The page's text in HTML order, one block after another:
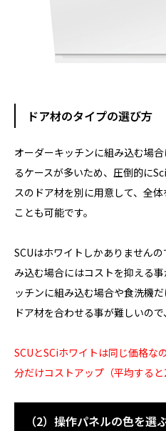
ドア材のタイプの選び方
オーダーキッチンに組み込む場
るケースが多いため、圧倒的に
スのドア材を別に用意して、全
ことも可能です。
SCUはホワイトしかありません
み込む場合にはコストを抑える
ッチンに組み込む場合や食洗機
ドア材を合わせる事が難しいので
SCUとSCiホワイトは同じ価格な
分だけコストアップ（平均すると
（2）操作パネルの色を選